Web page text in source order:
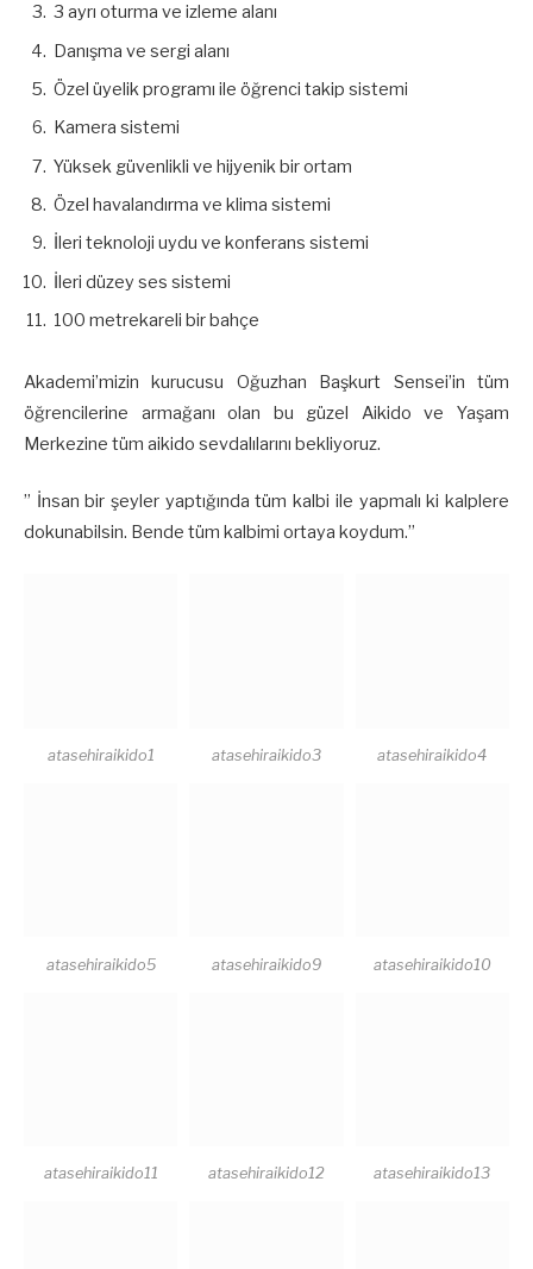
3 ayrı oturma ve izleme alanı
Danışma ve sergi alanı
Özel üyelik programı ile öğrenci takip sistemi
Kamera sistemi
Yüksek güvenlikli ve hijyenik bir ortam
Özel havalandırma ve klima sistemi
İleri teknoloji uydu ve konferans sistemi
İleri düzey ses sistemi
100 metrekareli bir bahçe
Akademi’mizin kurucusu Oğuzhan Başkurt Sensei’in tüm
öğrencilerine armağanı olan bu güzel Aikido ve Yaşam
Merkezine tüm aikido sevdalılarını bekliyoruz.
” İnsan bir şeyler yaptığında tüm kalbi ile yapmalı ki kalplere
dokunabilsin. Bende tüm kalbimi ortaya koydum.”
atasehiraikido1 atasehiraikido3 atasehiraikido4
atasehiraikido5 atasehiraikido9 atasehiraikido10
atasehiraikido11 atasehiraikido12 atasehiraikido13